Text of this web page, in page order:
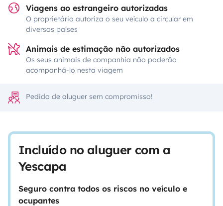
Viagens ao estrangeiro autorizadas
O proprietário autoriza o seu veículo a circular em
diversos países
Animais de estimação não autorizados
Os seus animais de companhia não poderão
acompanhá-lo nesta viagem
Pedido de aluguer sem compromisso!
Incluído no aluguer com a
Yescapa
Seguro contra todos os riscos no veículo e
ocupantes